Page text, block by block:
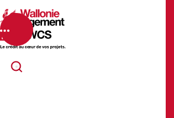
SWCS
Menu
Ouvrir la recherche